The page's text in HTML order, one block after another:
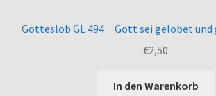
Gotteslob GL 494 Gott sei gelobet und
€2,50
In den Warenkorb